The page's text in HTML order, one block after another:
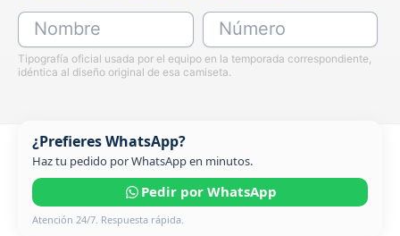
Nombre Número
Tipografía oficial usada por el equipo en la temporada correspondiente,
idéntica al diseño original de esa camiseta.
¿Prefieres WhatsApp?
Haz tu pedido por WhatsApp en minutos.
Pedir por WhatsApp
Atención 24/7. Respuesta rápida.